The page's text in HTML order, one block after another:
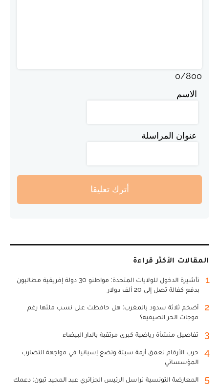
0/800
الاسم
عنوان المراسلة
أترك تعليقا
المقالات الأكثر قراءة
1
تأشيرة الدخول للولايات المتحدة: مواطنو 30 دولة إفريقية مطالبون
بدفع كفالة تصل إلى 20 ألف دولار
2
أضخم ثلاثة سدود بالمغرب: هل حافظت على نسب ملئها رغم
موجات الحر الصيفية؟
3 تفاصيل منشأة رياضية كبرى مرتقبة بالدار البيضاء
4
حرب الأرقام تعمق أزمة سبتة وتضع إسبانيا في مواجهة التضارب
المؤسساتي
5
المعارضة التونسية تراسل الرئيس الجزائري عبد المجيد تبون: دعمك